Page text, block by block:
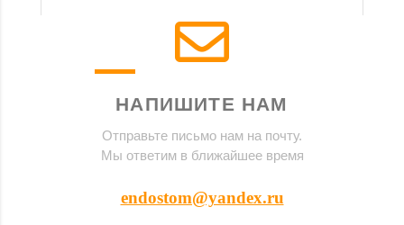
НАПИШИТЕ НАМ
Отправьте письмо нам на почту.
Мы ответим в ближайшее время
endostom@yandex.ru